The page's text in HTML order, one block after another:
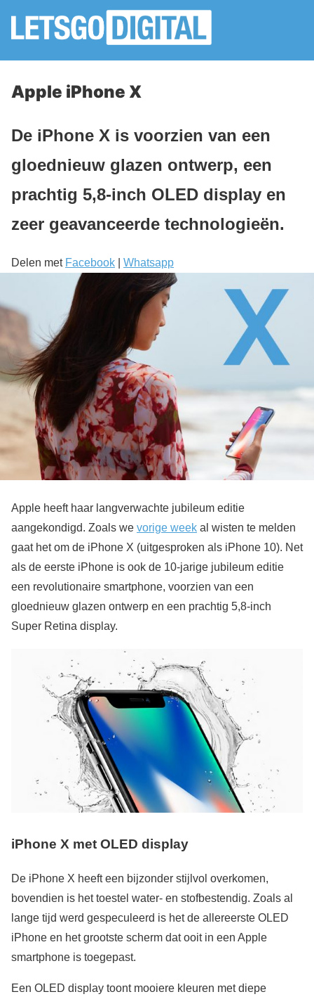
Apple iPhone X
De iPhone X is voorzien van een
gloednieuw glazen ontwerp, een
prachtig 5,8-inch OLED display en
zeer geavanceerde technologieën.
Delen met Facebook Whatsapp
Apple heeft haar langverwachte jubileum editie
aangekondigd. Zoals we vorige week al wisten te melden
gaat het om de iPhone X (uitgesproken als iPhone 10). Net
als de eerste iPhone is ook de 10-jarige jubileum editie
een revolutionaire smartphone, voorzien van een
gloednieuw glazen ontwerp en een prachtig 5,8-inch
Super Retina display.
iPhone X met OLED display
De iPhone X heeft een bijzonder stijlvol overkomen,
bovendien is het toestel water- en stofbestendig. Zoals al
lange tijd werd gespeculeerd is het de allereerste OLED
iPhone en het grootste scherm dat ooit in een Apple
smartphone is toegepast.
Een OLED display toont mooiere kleuren met diepe